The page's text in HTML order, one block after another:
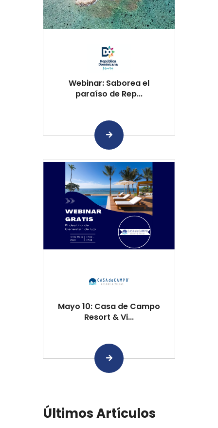
Webinar: Saborea el
paraíso de Rep...
Mayo 10: Casa de Campo
Resort & Vi...
Últimos Artículos